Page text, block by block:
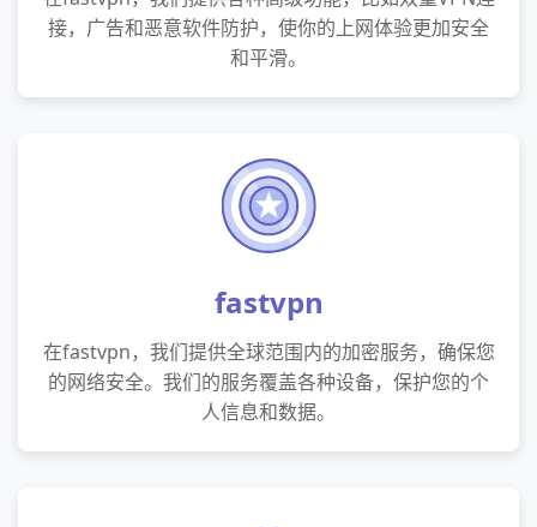
接，广告和恶意软件防护，使你的上网体验更加安全
和平滑。
fastvpn
在fastvpn，我们提供全球范围内的加密服务，确保您
的网络安全。我们的服务覆盖各种设备，保护您的个
人信息和数据。